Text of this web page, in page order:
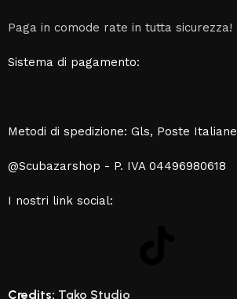
Paga in comode rate in tutta sicurezza!
Sistema di pagamento:
Metodi di spedizione: Gls, Poste Italiane
@Scubazarshop - P. IVA 04496980618
I nostri link social:
Credits: Tako Studio